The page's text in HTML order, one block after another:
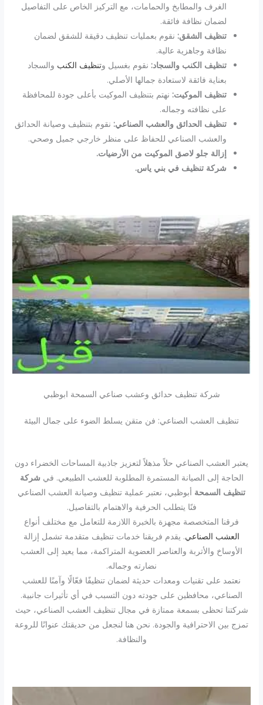
الغرف والمطابخ والحمامات، مع التركيز الخاص على التفاصيل
لضمان نظافة فائقة.
تنظيف الشقق: نقوم بعمليات تنظيف دقيقة للشقق لضمان
نظافة وجاهزية عالية.
تنظيف الكنب والسجاد: نقوم بغسيل وتنظيف الكنب والسجاد
بعناية فائقة لاستعادة جمالها الأصلي.
تنظيف الموكيت: نهتم بتنظيف الموكيت بأعلى جودة للمحافظة
على نظافته وجماله.
تنظيف الحدائق والعشب الصناعي: نقوم بتنظيف وصيانة الحدائق
والعشب الصناعي للحفاظ على منظر خارجي جميل وصحي.
إزالة جلو لاصق الموكيت من الأرضيات.
شركة تنظيف في بني ياس.
شركة تنظيف حدائق وعشب صناعي السمحة ابوظبي
تنظيف العشب الصناعي: فن متقن يسلط الضوء على جمال البيئة
يعتبر العشب الصناعي حلاً مذهلاً لتعزيز جاذبية المساحات الخضراء دون
الحاجة إلى الصيانة المستمرة المطلوبة للعشب الطبيعي. في شركة
تنظيف السمحة أبوظبي، نعتبر عملية تنظيف وصيانة العشب الصناعي
فنًا يتطلب الحرفية والاهتمام بالتفاصيل.
فرقنا المتخصصة مجهزة بالخبرة اللازمة للتعامل مع مختلف أنواع
العشب الصناعي. يقدم فريقنا خدمات تنظيف متقدمة تشمل إزالة
الأوساخ والأتربة والعناصر العضوية المتراكمة، مما يعيد إلى العشب
نضارته وجماله.
نعتمد على تقنيات ومعدات حديثة لضمان تنظيفًا فعّالًا وآمنًا للعشب
الصناعي، محافظين على جودته دون التسبب في أي تأثيرات جانبية.
شركتنا تحظى بسمعة ممتازة في مجال تنظيف العشب الصناعي، حيث
تمزج بين الاحترافية والجودة. نحن هنا لنجعل من حديقتك عنوانًا للروعة
والنظافة.